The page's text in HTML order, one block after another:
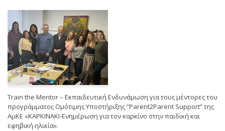
Train the Mentor – Εκπαιδευτική Ενδυνάμωση για τους μέντορες του
προγράμματος Ομότιμης Υποστήριξης “Parent2Parent Support” της
ΑμΚΕ «ΚΑΡΚΙΝΑΚΙ-Ενημέρωση για τον καρκίνο στην παιδική και
εφηβική ηλικία».